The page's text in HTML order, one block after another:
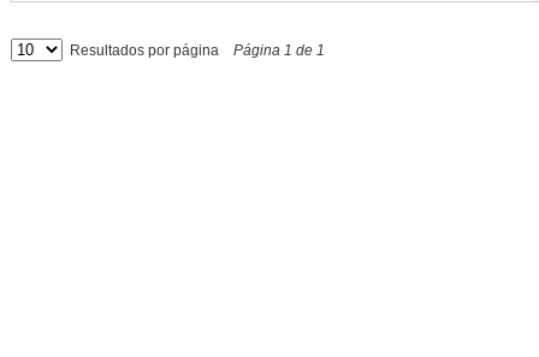
Resultados por página Página 1 de 1